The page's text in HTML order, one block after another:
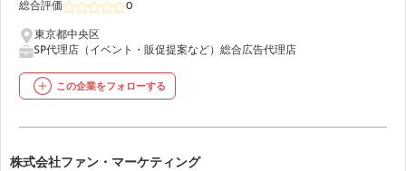
総合評価 0
東京都中央区
SP代理店（イベント・販促提案など）総合広告代理店
この企業をフォローする
48
株式会社ファン・マーケティング